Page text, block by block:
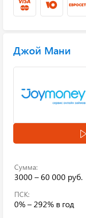
Джой Мани
Сумма:
3000 – 60 000 руб.
ПСК:
0% – 292% в год